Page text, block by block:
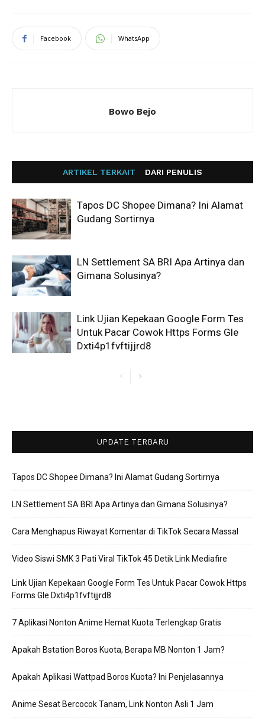
Facebook WhatsApp
Bowo Bejo
ARTIKEL TERKAIT DARI PENULIS
Tapos DC Shopee Dimana? Ini Alamat
Gudang Sortirnya
LN Settlement SA BRI Apa Artinya dan
Gimana Solusinya?
Link Ujian Kepekaan Google Form Tes
Untuk Pacar Cowok Https Forms Gle
Dxti4p1fvftijjrd8
UPDATE TERBARU
Tapos DC Shopee Dimana? Ini Alamat Gudang Sortirnya
LN Settlement SA BRI Apa Artinya dan Gimana Solusinya?
Cara Menghapus Riwayat Komentar di TikTok Secara Massal
Video Siswi SMK 3 Pati Viral TikTok 45 Detik Link Mediafire
Link Ujian Kepekaan Google Form Tes Untuk Pacar Cowok Https
Forms Gle Dxti4p1fvftijjrd8
7 Aplikasi Nonton Anime Hemat Kuota Terlengkap Gratis
Apakah Bstation Boros Kuota, Berapa MB Nonton 1 Jam?
Apakah Aplikasi Wattpad Boros Kuota? Ini Penjelasannya
Anime Sesat Bercocok Tanam, Link Nonton Asli 1 Jam